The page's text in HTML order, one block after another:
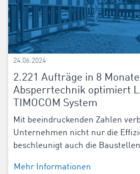
24.06.2024
2.221 Aufträge in 8
Absperrtechnik optimiert
TIMOCOM System
Mit beeindruckenden Zahlen
Unternehmen nicht nur die
beschleunigt auch die
Mehr Informationen